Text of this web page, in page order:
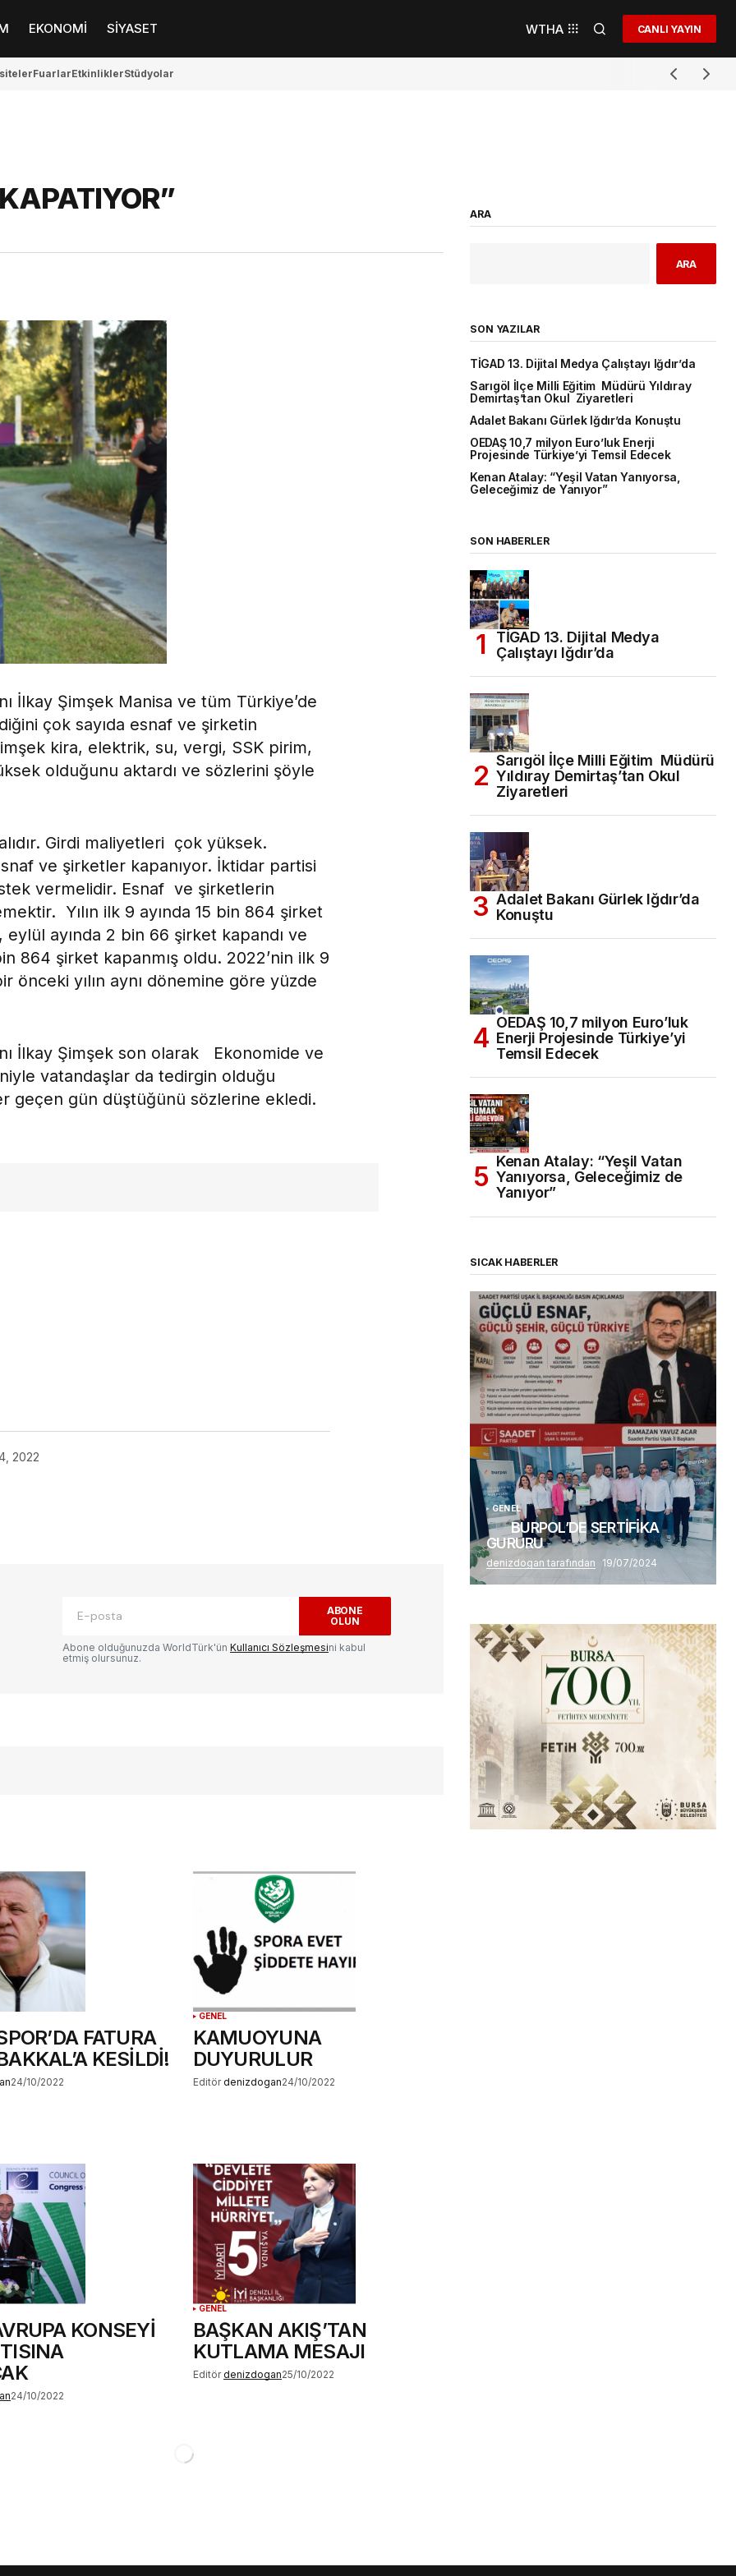
EKONOMİ SİYASET WTHA CANLI YAYIN
FuarlarEtkinliklerStüdyolar
İlkay Şimşek Manisa ve tüm Türkiye’de
çok sayıda esnaf ve şirketin
kira, elektrik, su, vergi, SSK pirim,
olduğunu aktardı ve sözlerini şöyle
Girdi maliyetleri çok yüksek.
ve şirketler kapanıyor. İktidar partisi
vermelidir. Esnaf ve şirketlerin
Yılın ilk 9 ayında 15 bin 864 şirket
ayında 2 bin 66 şirket kapandı ve
864 şirket kapanmış oldu. 2022’nin ilk 9
önceki yılın aynı dönemine göre yüzde
İlkay Şimşek son olarak Ekonomide ve
vatandaşlar da tedirgin olduğu
geçen gün düştüğünü sözlerine ekledi.
2022
ABONE
OLUN
Abone olduğunuzda WorldTürk'ün Kullanıcı Sözleşmesini kabul
etmiş olursunuz.
FATURA
KESİLDİ!
24/10/2022
GENEL
KAMUOYUNA
DUYURULUR
Editör denizdogan24/10/2022
KONSEYİ
24/10/2022
GENEL
BAŞKAN AKIŞ’TAN
KUTLAMA MESAJI
Editör denizdogan25/10/2022
ARA
ARA
SON YAZILAR
TİGAD 13. Dijital Medya Çalıştayı Iğdır’da
Sarıgöl İlçe Milli Eğitim Müdürü Yıldıray
Demirtaş’tan Okul Ziyaretleri
Adalet Bakanı Gürlek Iğdır’da Konuştu
OEDAŞ 10,7 milyon Euro’luk Enerji
Projesinde Türkiye’yi Temsil Edecek
Kenan Atalay: “Yeşil Vatan Yanıyorsa,
Geleceğimiz de Yanıyor”
SON HABERLER
TİGAD 13. Dijital Medya
Çalıştayı Iğdır’da
Sarıgöl İlçe Milli Eğitim Müdürü
Yıldıray Demirtaş’tan Okul
Ziyaretleri
Adalet Bakanı Gürlek Iğdır’da
Konuştu
OEDAŞ 10,7 milyon Euro’luk
Enerji Projesinde Türkiye’yi
Temsil Edecek
Kenan Atalay: “Yeşil Vatan
Yanıyorsa, Geleceğimiz de
Yanıyor”
SICAK HABERLER
(başlıksız)
Alaattin Karahan tarafından 14/07/2026
GENEL
BURPOL’DE SERTİFİKA
GURURU
denizdogan tarafından 19/07/2024